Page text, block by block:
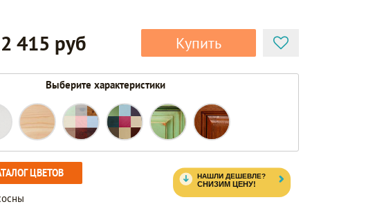
415 руб Купить
Выберите характеристики
ЦВЕТОВ